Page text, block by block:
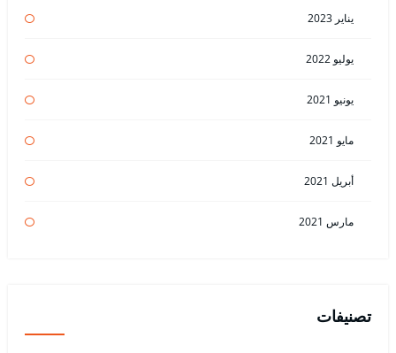
يناير 2023
يوليو 2022
يونيو 2021
مايو 2021
أبريل 2021
مارس 2021
تصنيفات